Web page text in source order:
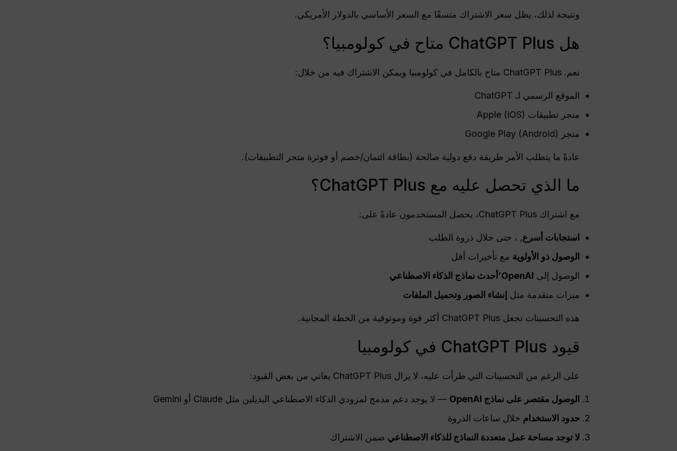
ونتيجة لذلك، يظل سعر الاشتراك متسقًا مع السعر الأساسي بالدولار الأمريكي.
هل ChatGPT Plus متاح في كولومبيا؟
نعم. ChatGPT Plus متاح بالكامل في كولومبيا ويمكن الاشتراك فيه من خلال:
الموقع الرسمي لـ ChatGPT
متجر تطبيقات Apple (iOS)
متجر Google Play (Android)
عادةً ما يتطلب الأمر طريقة دفع دولية صالحة (بطاقة ائتمان/خصم أو فوترة متجر التطبيقات).
ما الذي تحصل عليه مع ChatGPT Plus؟
مع اشتراك ChatGPT Plus، يحصل المستخدمون عادةً على:
استجابات أسرع, ، حتى خلال ذروة الطلب
الوصول ذو الأولوية مع تأخيرات أقل
الوصول إلى OpenAI’أحدث نماذج الذكاء الاصطناعي
ميزات متقدمة مثل إنشاء الصور وتحميل الملفات
هذه التحسينات تجعل ChatGPT Plus أكثر قوة وموثوقية من الخطة المجانية.
قيود ChatGPT Plus في كولومبيا
على الرغم من التحسينات التي طرأت عليه، لا يزال ChatGPT Plus يعاني من بعض القيود:
الوصول مقتصر على نماذج OpenAI
— لا يوجد دعم مدمج لمزودي الذكاء الاصطناعي البديلين مثل Claude أو Gemini
حدود الاستخدام خلال ساعات الذروة
لا توجد مساحة عمل متعددة النماذج للذكاء الاصطناعي ضمن الاشتراك